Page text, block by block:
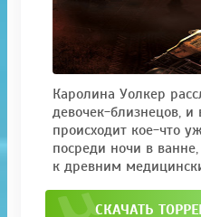
Каролина Уолкер
девочек-близнецов, и
происходит кое-что
посреди ночи в
к древним
СКАЧАТЬ